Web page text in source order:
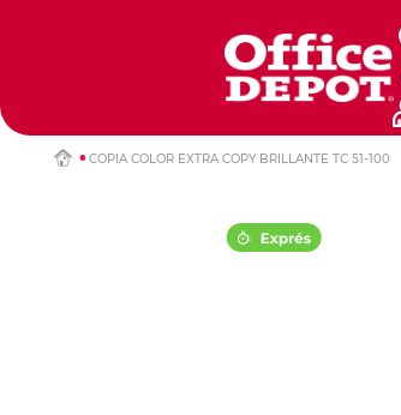
COPIA COLOR EXTRA COPY BRILLANTE TC 51-100